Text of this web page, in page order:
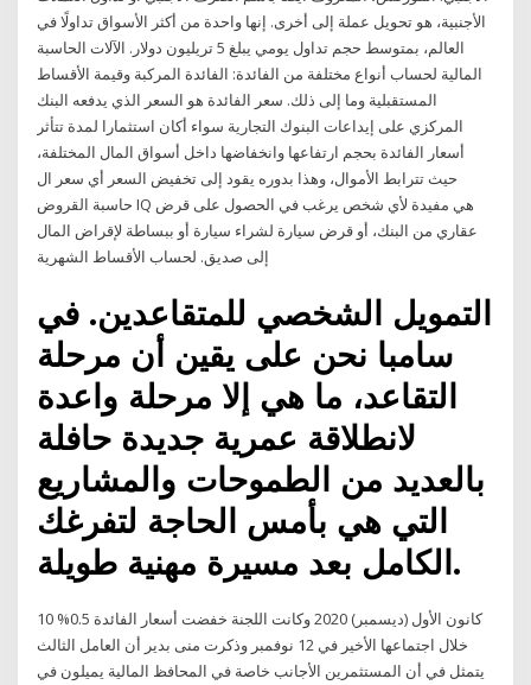
الأجنبية، هو تحويل عملة إلى أخرى. إنها واحدة من أكثر الأسواق تداولًا في
العالم، بمتوسط حجم تداول يومي يبلغ 5 تريليون دولار. الآلات الحاسبة
المالية لحساب أنواع مختلفة من الفائدة: الفائدة المركبة وقيمة الأقساط
المستقبلية وما إلى ذلك. سعر الفائدة هو السعر الذي يدفعه البنك
المركزي على إيداعات البنوك التجارية سواء أكان استثمارا لمدة تتأثر
أسعار الفائدة بحجم ارتفاعها وانخفاضها داخل أسواق المال المختلفة،
حيث تترابط الأموال، وهذا بدوره يقود إلى تخفيض السعر أي سعر ال
حاسبة القروض IQ هي مفيدة لأي شخص يرغب في الحصول على قرض
عقاري من البنك، أو قرض سيارة لشراء سيارة أو ببساطة لإقراض المال
التمويل الشخصي للمتقاعدين. في
سامبا نحن على يقين أن مرحلة
التقاعد، ما هي إلا مرحلة واعدة
لانطلاقة عمرية جديدة حافلة
بالعديد من الطموحات والمشاريع
التي هي بأمس الحاجة لتفرغك
الكامل بعد مسيرة مهنية طويلة.
10 كانون الأول (ديسمبر) 2020 وكانت اللجنة خفضت أسعار الفائدة 0.5%
خلال اجتماعها الأخير في 12 نوفمبر وذكرت منى بدير أن العامل الثالث
يتمثل في أن المستثمرين الأجانب خاصة في المحافظ المالية يميلون في